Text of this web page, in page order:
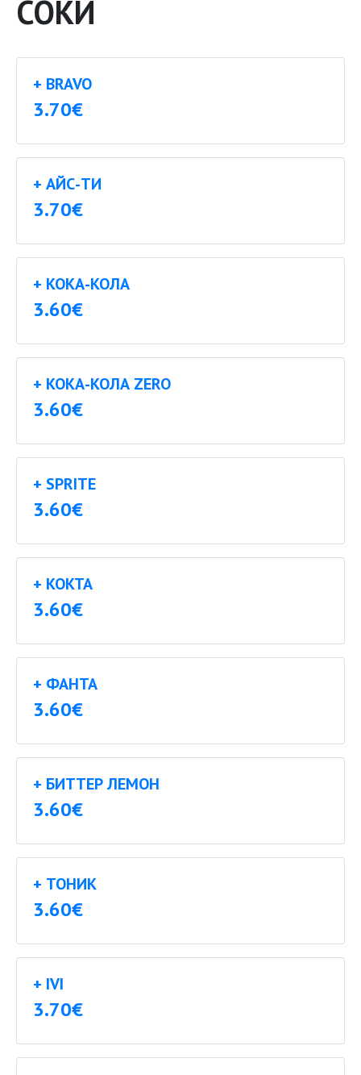
СОКИ
+ BRAVO
3.70€
+ АЙС-ТИ
3.70€
+ КОКА-КОЛА
3.60€
+ КОКА-КОЛА ZERO
3.60€
+ SPRITE
3.60€
+ КОКТА
3.60€
+ ФАНТА
3.60€
+ БИТТЕР ЛЕМОН
3.60€
+ ТОНИК
3.60€
+ IVI
3.70€